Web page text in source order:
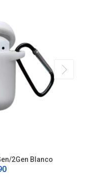
2Gen Blanco